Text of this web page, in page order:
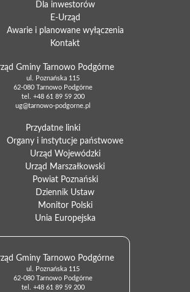
Dla inwestorów
E-Urząd
Awarie i planowane wyłączenia
Kontakt
Gminy Tarnowo Podgórne
ul. Poznańska 115
62-080 Tarnowo Podgórne
tel. +48 61 89 59 200
ug@tarnowo-podgorne.pl
Przydatne linki
Organy i instytucje państwowe
Urząd Wojewódzki
Urząd Marszałkowski
Powiat Poznański
Dziennik Ustaw
Monitor Polski
Unia Europejska
Gminy Tarnowo Podgórne
ul. Poznańska 115
62-080 Tarnowo Podgórne
tel. +48 61 89 59 200